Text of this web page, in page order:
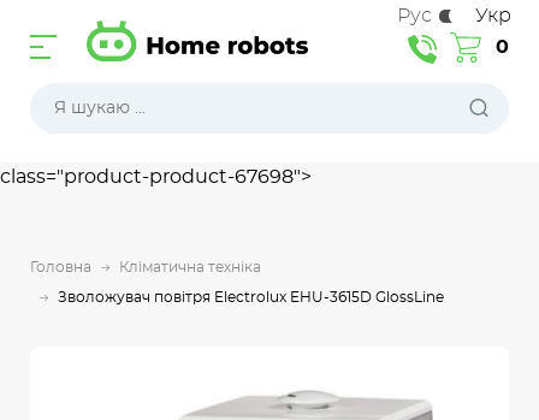
class="product-product-67698">
0
Рус Укр
Головна Кліматична техніка
Зволожувач повітря Electrolux EHU-3615D GlossLine